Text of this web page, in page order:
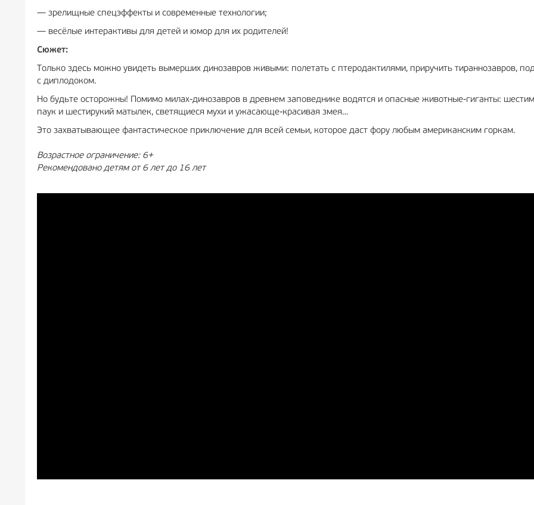
— зрелищные спецэффекты и современные технологии;
— весёлые интерактивы для детей и юмор для их родителей!
Сюжет:
Только здесь можно увидеть вымерших динозавров живыми: полетать с птеродактилями, приручить тираннозавров,
с диплодоком.
Но будьте осторожны! Помимо милах-динозавров в древнем заповеднике водятся и опасные животные-гиганты:
паук и шестирукий матылек, светящиеся мухи и ужасающе-красивая змея…
Это захватывающее фантастическое приключение для всей семьи, которое даст фору любым американским горкам.
Возрастное ограничение: 6+
Рекомендовано детям от 6 лет до 16 лет